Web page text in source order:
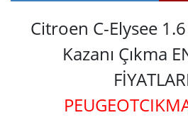
Citroen C-Elysee
Kazanı Çıkma